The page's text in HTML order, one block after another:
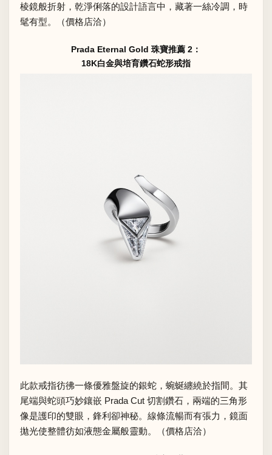
棱鏡般折射，乾淨俐落的設計語言中，藏著一絲冷調，時
髦有型。（價格店洽）
Prada Eternal Gold 珠寶推薦 2：
18K白金與培育鑽石蛇形戒指
此款戒指彷彿一條優雅盤旋的銀蛇，蜿蜒纏繞於指間。其
尾端與蛇頭巧妙鑲嵌 Prada Cut 切割鑽石，兩端的三角形
像是護印的雙眼，鋒利卻神秘。線條流暢而有張力，鏡面
拋光使整體彷如液態金屬般靈動。（價格店洽）